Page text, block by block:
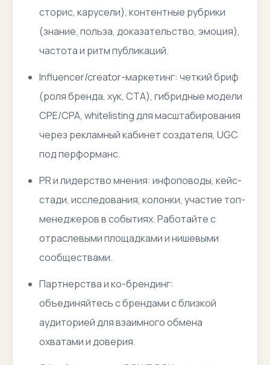
сторис, карусели), контентные рубрики
(знание, польза, доказательство, эмоция),
частота и ритм публикаций.
Influencer/creator-маркетинг: четкий бриф
(роля бренда, хук, CTA), гибридные модели
CPE/CPA, whitelisting для масштабирования
через рекламный кабинет создателя, UGC
под перформанс.
PR и лидерство мнения: инфоповоды, кейс-
стади, исследования, колонки, участие топ-
менеджеров в событиях. Работайте с
отраслевыми площадками и нишевыми
сообществами.
Партнерства и ко-брендинг:
объединяйтесь с брендами с близкой
аудиторией для взаимного обмена
охватами и доверия.